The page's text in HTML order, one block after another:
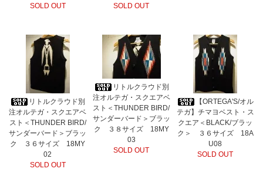
SOLD OUT
SOLD OUT
リトルクラウド別
注オルテガ・スクエアベ
スト＜THUNDER BIRD/
サンダーバード＞ブラッ
ク ３６サイズ 18MY
02
SOLD OUT
リトルクラウド別
注オルテガ・スクエアベ
スト＜THUNDER BIRD/
サンダーバード＞ブラッ
ク ３８サイズ 18MY
03
SOLD OUT
【ORTEGA'S/オル
テガ】チマヨベスト・ス
クエア＜BLACK/ブラッ
ク＞ ３６サイズ 18A
U08
SOLD OUT